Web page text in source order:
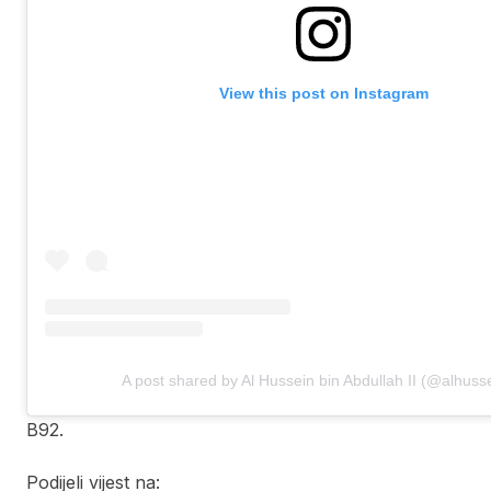
View this post on Instagram
A post shared by Al Hussein bin Abdullah II
B92.
Podijeli vijest na: